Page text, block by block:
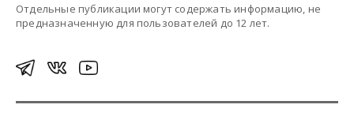
Отдельные публикации могут содержать информацию, не
предназначенную для пользователей до 12 лет.